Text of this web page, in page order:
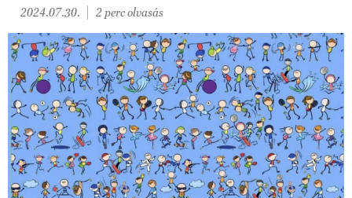
2024.07.30. 2 perc olvasás